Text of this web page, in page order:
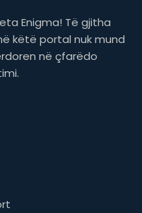
Enigma! Të gjitha
këtë portal nuk mund
në çfarëdo